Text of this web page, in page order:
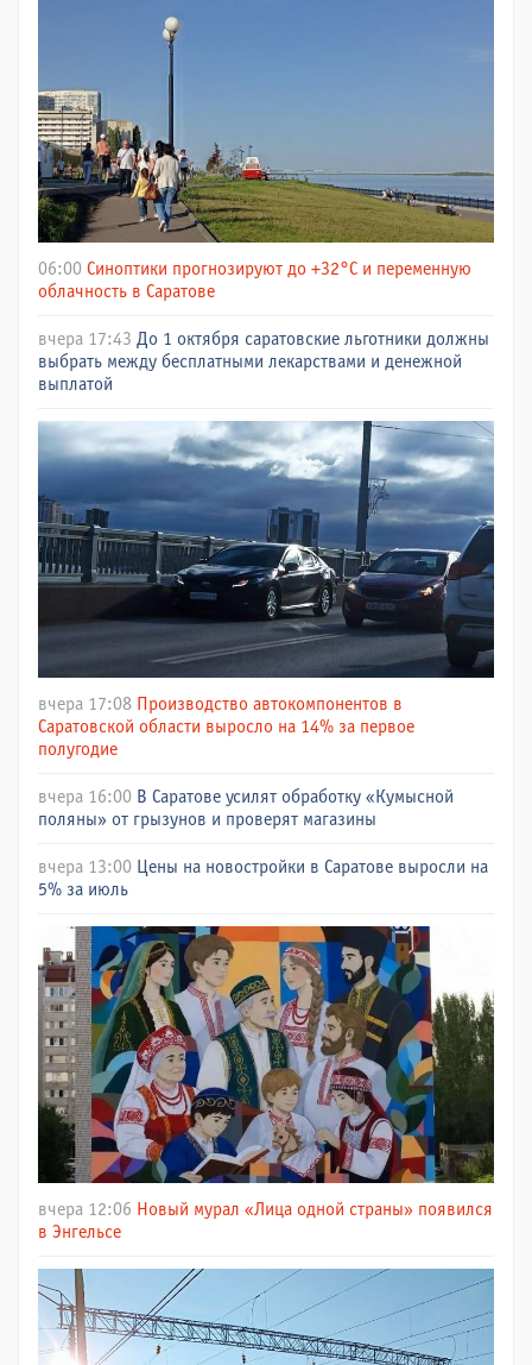
06:00 Синоптики прогнозируют до +32°C и переменную
облачность в Саратове
вчера 17:43 До 1 октября саратовские льготники должны
выбрать между бесплатными лекарствами и денежной
выплатой
вчера 17:08 Производство автокомпонентов в
Саратовской области выросло на 14% за первое
полугодие
вчера 16:00 В Саратове усилят обработку «Кумысной
поляны» от грызунов и проверят магазины
вчера 13:00
Цены на новостройки в Саратове выросли на
5% за июль
вчера 12:06 Новый мурал «Лица одной страны» появился
в Энгельсе